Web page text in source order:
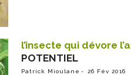
l’insecte qui dévore
POTENTIEL
Patrick Mioulane 26 Fév 2016